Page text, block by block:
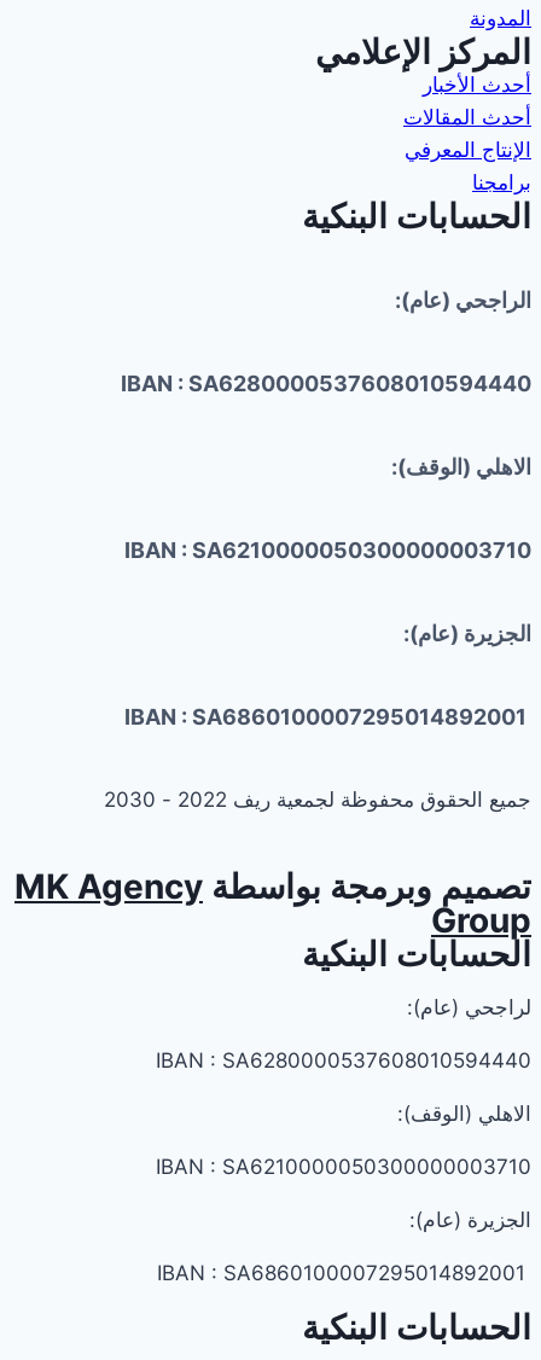
المدونة
المركز الإعلامي
أحدث الأخبار
أحدث المقالات
الإنتاج المعرفي
برامجنا
الحسابات البنكية
الراجحي (عام):
IBAN : SA6280000537608010594440
الاهلي (الوقف):
IBAN : SA6210000050300000003710
الجزيرة (عام):
جميع الحقوق محفوظة لجمعية ريف 2022 - 2030
تصميم وبرمجة بواسطة MK Agency
Group
الحسابات البنكية
لراجحي (عام):
IBAN : SA6280000537608010594440
الاهلي (الوقف):
IBAN : SA6210000050300000003710
الجزيرة (عام):
الحسابات البنكية